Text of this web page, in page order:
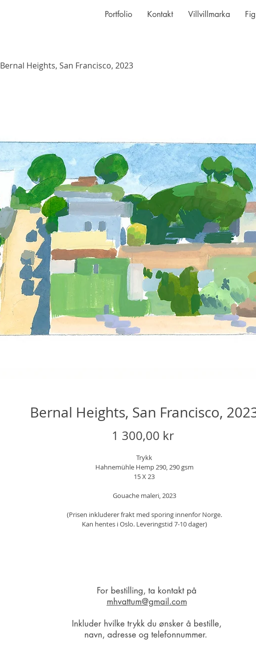
Portfolio Kontakt Villvillmarka
Bernal Heights, San Francisco, 2023
Bernal Heights, San Francisco,
1 300,00 krPrice
Trykk
Hahnemühle Hemp 290, 290 gsm
15 X 23
Gouache maleri, 2023
(Prisen inkluderer frakt med sporing innenfor Norge.
​​​​​​​Kan hentes i Oslo. Leveringstid 7-10 dager)
For bestilling, ta kontakt på
mhvattum@gmail.com
Inkluder hvilke trykk du ønsker å bestille,
navn, adresse og telefonnummer.